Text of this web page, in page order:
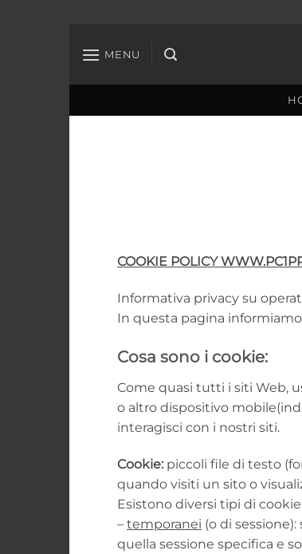
MENU
COOKIE POLICY
Informativa privacy su
In questa pagina
Cosa sono i cookie:
Come quasi tutti i siti Web,
o altro dispositivo
interagisci con i nostri siti.
Cookie: piccoli file di testo
quando visiti un sito o
Esistono diversi tipi di
– temporanei (o di
quella sessione specifica e